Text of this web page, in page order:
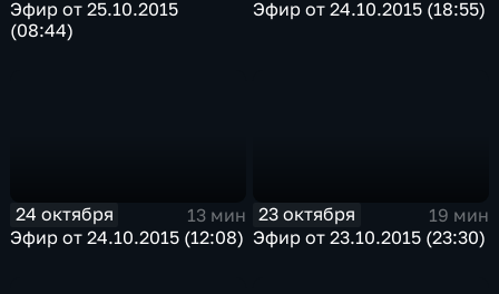
Эфир от 25.10.2015
(08:44)
Эфир от 24.10.2015 (18:55)
24 октября
13 мин
Эфир от 24.10.2015 (12:08)
23 октября
19 мин
Эфир от 23.10.2015 (23:30)